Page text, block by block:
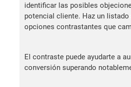
identificar las posibles
potencial cliente. Haz un
opciones contrastantes que
El contraste puede ayudarte a
conversión superando